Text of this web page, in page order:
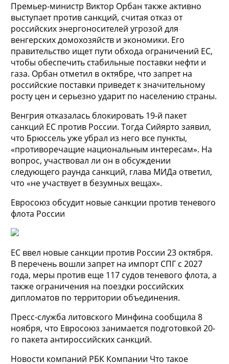
Премьер-министр Виктор Орбан также активно
выступает против санкций, считая отказ от
российских энергоносителей угрозой для
венгерских домохозяйств и экономики. Его
правительство ищет пути обхода ограничений ЕС,
чтобы обеспечить стабильные поставки нефти и
газа. Орбан отметил в октябре, что запрет на
российские поставки приведет к значительному
росту цен и серьезно ударит по населению страны.
Венгрия отказалась блокировать 19-й пакет
санкций ЕС против России. Тогда Сийярто заявил,
что Брюссель уже убрал из него все пункты,
«противоречащие национальным интересам». На
вопрос, участвовал ли он в обсуждении
следующего раунда санкций, глава МИДа ответил,
что «не участвует в безумных вещах».
Евросоюз обсудит новые санкции против теневого
флота России
ЕС ввел новые санкции против России 23 октября.
В перечень вошли запрет на импорт СПГ с 2027
года, меры против еще 117 судов теневого флота, а
также ограничения на поездки российских
дипломатов по территории объединения.
Пресс-служба литовского Минфина сообщила 8
ноября, что Евросоюз занимается подготовкой 20-
го пакета антироссийских санкций.
Новости компаний РБК Компании Что такое